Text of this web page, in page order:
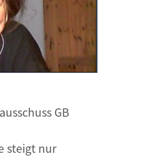
GB
steigt nur